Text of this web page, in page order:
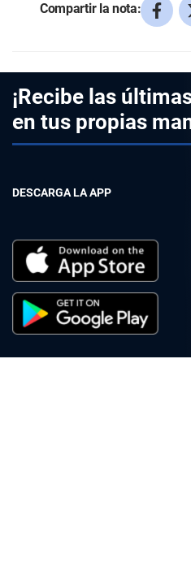
Compartir la nota:
¡Recibe las
en tus propias
DESCARGA LA APP